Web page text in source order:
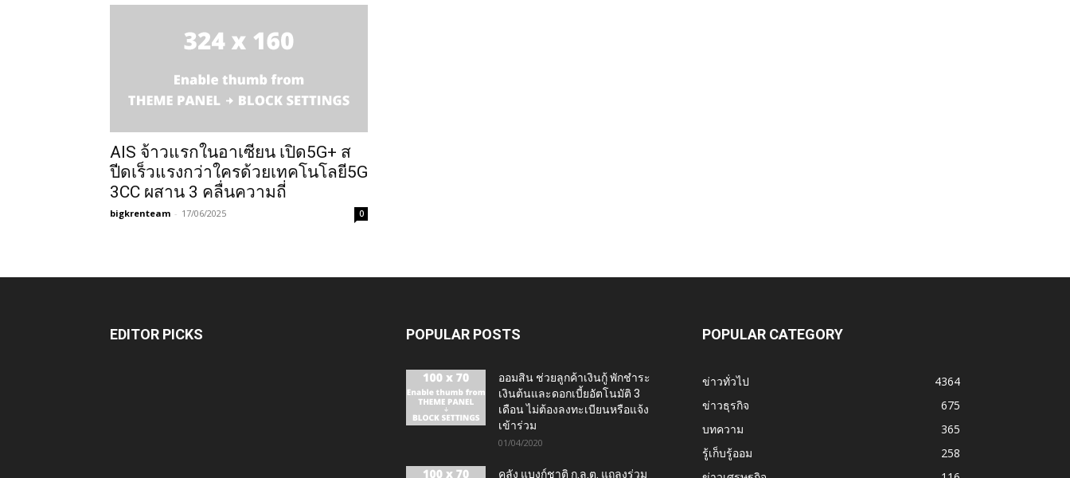
AIS จ้าวแรกในอาเซียน เปิด5G+ ส
ปีดเร็วแรงกว่าใครด้วยเทคโนโลยี5G
3CC ผสาน 3 คลื่นความถี่
bigkrenteam - 17/06/2025 0
EDITOR PICKS POPULAR POSTS
ออมสิน ช่วยลูกค้าเงินกู้ พักชำระ
เงินต้นและดอกเบี้ยอัตโนมัติ 3
เดือน ไม่ต้องลงทะเบียนหรือแจ้ง
เข้าร่วม
01/04/2020
คลัง แบงก์ชาติ ก.ล.ต. แถลงร่วม
POPULAR CATEGORY
ข่าวทั่วไป
4364
ข่าวธุรกิจ
675
บทความ
365
รู้เก็บรู้ออม
258